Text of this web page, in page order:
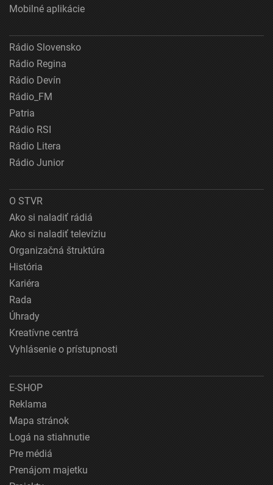
Mobilné aplikácie
Rádio Slovensko
Rádio Regina
Rádio Devín
Rádio_FM
Patria
Rádio RSI
Rádio Litera
Rádio Junior
O STVR
Ako si naladiť rádiá
Ako si naladiť televíziu
Organizačná štruktúra
História
Kariéra
Rada
Úhrady
Kreatívne centrá
Vyhlásenie o prístupnosti
E-SHOP
Reklama
Mapa stránok
Logá na stiahnutie
Pre médiá
Prenájom majetku